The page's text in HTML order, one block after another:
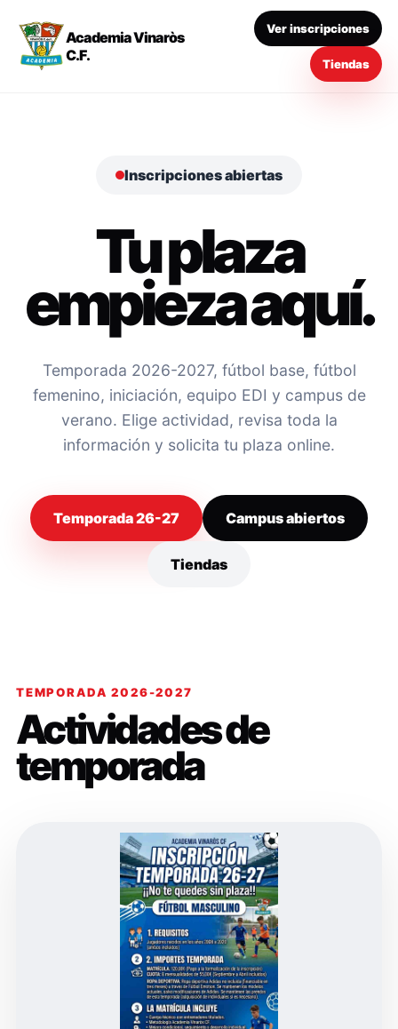
Academia Vinaròs
C.F.
Ver inscripciones
Tiendas
Inscripciones abiertas
Tu plaza
empieza aquí.
Temporada 2026-2027, fútbol base, fútbol
femenino, iniciación, equipo EDI y campus de
verano. Elige actividad, revisa toda la
información y solicita tu plaza online.
Temporada 26-27 Campus abiertos
Tiendas
TEMPORADA 2026-2027
Actividades de
temporada